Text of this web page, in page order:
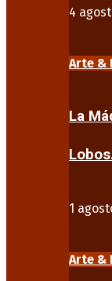
4
Arte &
La
1
Arte &